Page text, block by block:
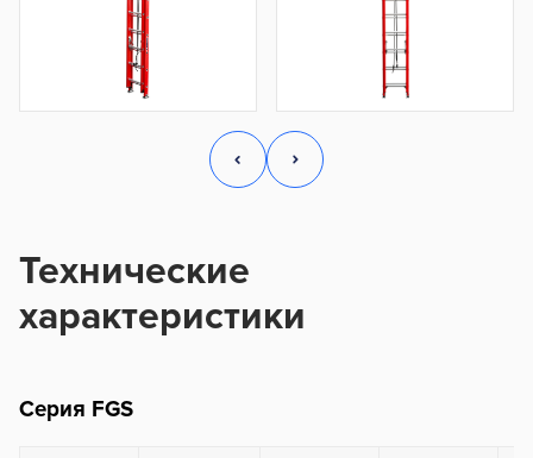
Технические
характеристики
Серия FGS